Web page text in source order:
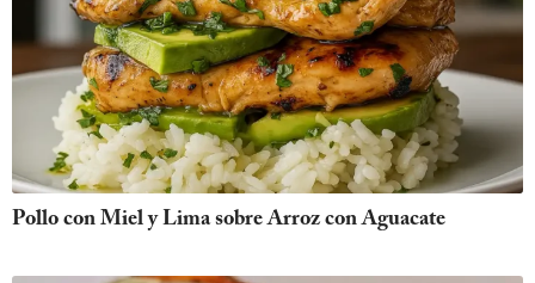
Pollo con Miel y Lima sobre Arroz con Aguacate